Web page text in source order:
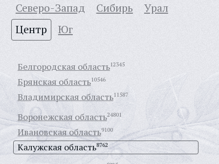
Северо-Запад
Сибирь
Урал
Центр
Юг
Белгородская область12345
Брянская область10546
Владимирская область11587
Воронежская область24801
Ивановская область9100
Калужская область8762